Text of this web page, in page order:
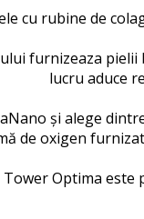
cu rubine de
furnizeaza
lucru aduce
și alege
de oxigen
Tower Optima este